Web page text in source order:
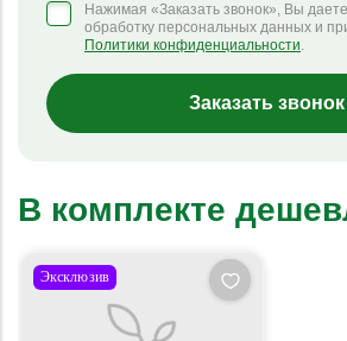
Нажимая «Заказать звонок», Вы
обработку персональных данных и
Политики конфиденциальности.
Заказать звонок
В комплекте
Эксклюзив